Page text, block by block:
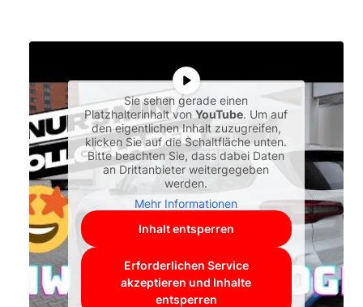
Sie sehen gerade einen
Platzhalterinhalt vonYouTube. Um auf
den eigentlichen Inhalt zuzugreifen,
klicken Sie auf die Schaltfläche unten.
Bitte beachten Sie, dass dabei Daten
an Drittanbieter weitergegeben
werden.
Mehr Informationen
Inhalt entsperren
Erforderlichen Service
akzeptieren und Inhalte
entsperren